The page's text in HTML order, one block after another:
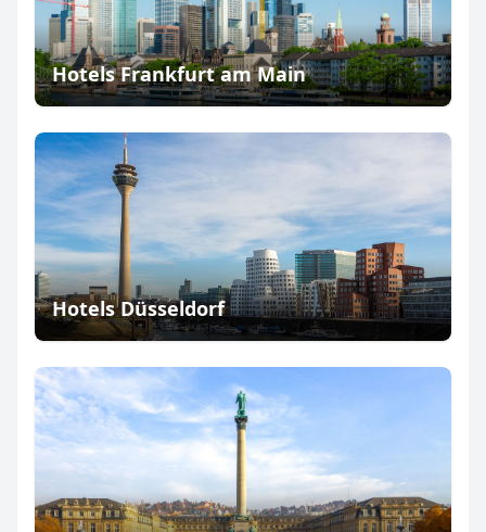
Hotels Frankfurt am Main
Hotels Düsseldorf